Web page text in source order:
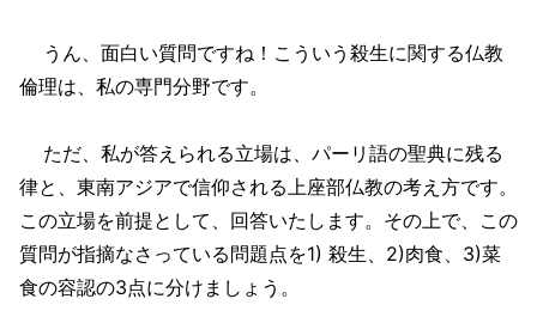
うん、面白い質問ですね！こういう殺生に関する仏教
倫理は、私の専門分野です。
ただ、私が答えられる立場は、パーリ語の聖典に残る
律と、東南アジアで信仰される上座部仏教の考え方です。
この立場を前提として、回答いたします。その上で、この
質問が指摘なさっている問題点を1) 殺生、2)肉食、3)菜
食の容認の3点に分けましょう。